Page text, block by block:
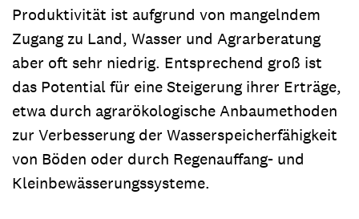
Produktivität ist aufgrund von mangelndem
Zugang zu Land, Wasser und Agrarberatung
aber oft sehr niedrig. Entsprechend groß ist
das Potential für eine Steigerung ihrer Erträge,
etwa durch agrarökologische Anbaumethoden
zur Verbesserung der Wasserspeicherfähigkeit
von Böden oder durch Regenauffang- und
Kleinbewässerungssysteme.